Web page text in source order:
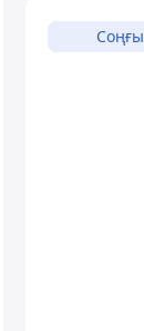
Соңғы